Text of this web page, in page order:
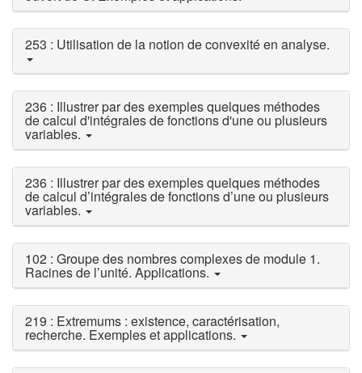
253 : Utilisation de la notion de convexité en analyse.
236 : Illustrer par des exemples quelques méthodes
de calcul d'intégrales de fonctions d'une ou plusieurs
variables.
236 : Illustrer par des exemples quelques méthodes
de calcul d’intégrales de fonctions d’une ou plusieurs
variables.
102 : Groupe des nombres complexes de module 1.
Racines de l’unité. Applications.
219 : Extremums : existence, caractérisation,
recherche. Exemples et applications.